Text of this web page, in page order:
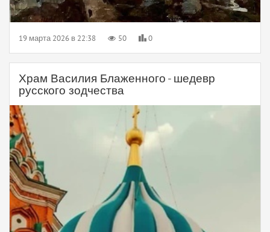
19 марта 2026 в 22:38 50 0
Храм Василия Блаженного - шедевр
русского зодчества